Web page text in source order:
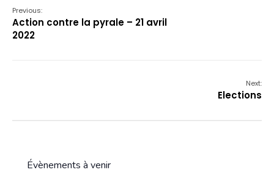
Previous:
Action contre la pyrale – 21 avril
2022
Next:
Elections
Évènements à venir